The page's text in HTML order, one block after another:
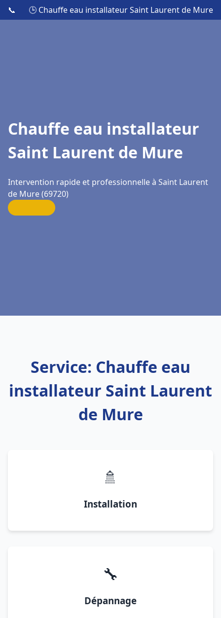
📞 🕒 Chauffe eau installateur Saint Laurent de Mure
Chauffe eau installateur
Saint Laurent de Mure
Intervention rapide et professionnelle à Saint Laurent
de Mure (69720)
Service: Chauffe eau
installateur Saint Laurent
de Mure
🚿
Installation
🔧
Dépannage